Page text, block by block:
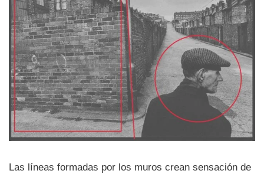
Las líneas formadas por los muros crean sensación de